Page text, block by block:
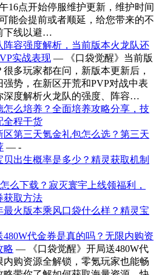
16点开始停服维护更新，维护时间
能会提前或者顺延，给您带来的不
下线以避…
阵容强度解析，当前版本火龙队还
实战表现 — 《口袋觉醒》当前版
多玩家都在问，新版本更新后，
势，在新区开荒和PVP对战中表
深度解析火龙队的强度、阵容…
怎么培养？全面培养攻略分享，技
全程干货
区第三天氪金礼包怎么选？第三天
— -
贝出生概率是多少？精灵获取机制
么下载？寂灭寰宇上线领福利，
获取方法
最火版本乘风口袋什么样？精灵宝
480W代金券是真的吗？无限内购资
略 — 《口袋觉醒》开局送480W代
购资源全解锁，零氪玩家也能畅